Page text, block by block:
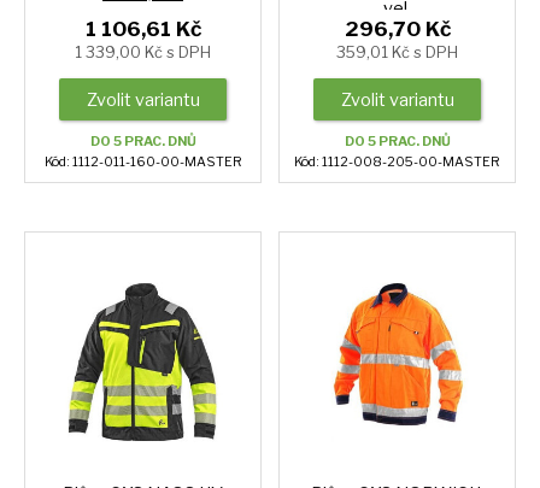
1 106,61 Kč
1 339,00 Kč s DPH
Zvolit variantu
DO 5 PRAC. DNŮ
Kód: 1112-011-160-00-MASTER
vel.
296,70 Kč
359,01 Kč s DPH
Zvolit variantu
DO 5 PRAC. DNŮ
Kód: 1112-008-205-00-MASTER